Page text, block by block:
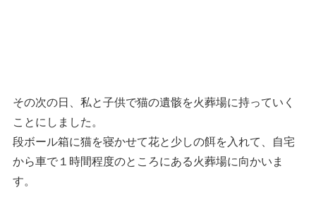
その次の日、私と子供で猫の遺骸を火葬場に持っていく
ことにしました。
段ボール箱に猫を寝かせて花と少しの餌を入れて、自宅
から車で１時間程度のところにある火葬場に向かいま
す。